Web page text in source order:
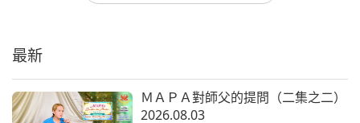
最新
ＭＡＰＡ對師父的提問（二集之二）
2026.08.03